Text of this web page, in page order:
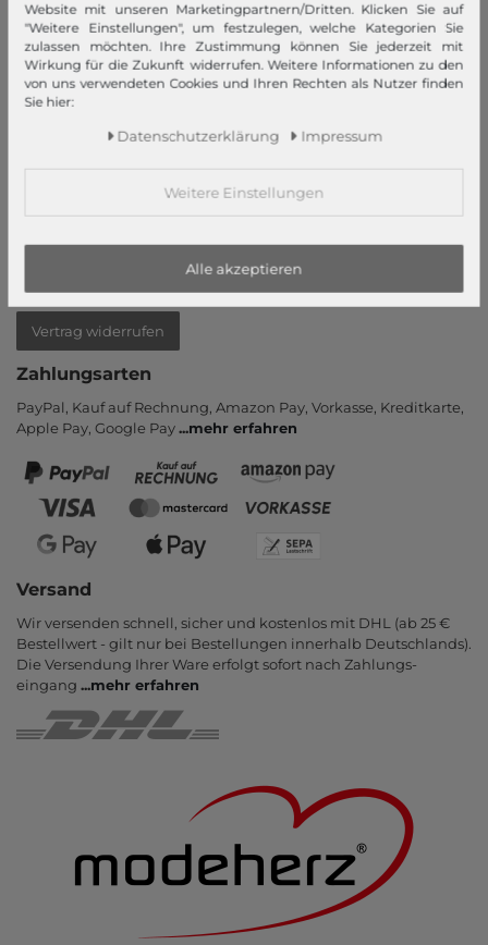
Mein Konto
Login
Neukunde?
Newsletter
Vertrag widerrufen
Zahlungsarten
PayPal, Kauf auf Rechnung, Amazon Pay, Vor­kasse, Kredit­karte,
Apple Pay, Google Pay...mehr erfahren
Versand
Wir versenden schnell, sicher und kostenlos mit DHL (ab 25 €
Bestell­wert - gilt nur bei Bestel­lungen inner­halb Deutsch­lands).
Die Ver­sendung Ihrer Ware er­folgt sofort nach Zahlungs­
eingang ...mehr erfahren
Website mit unseren Marketingpartnern/Dritten. Klicken Sie auf
"Weitere Einstellungen", um festzulegen, welche Kategorien Sie
zulassen möchten. Ihre Zustimmung können Sie jederzeit mit
Wirkung für die Zukunft widerrufen. Weitere Informationen zu den
von uns verwendeten Cookies und Ihren Rechten als Nutzer finden
Sie hier:
Daten­schutz­erklärung Impressum
Weitere Einstellungen
Alle akzeptieren